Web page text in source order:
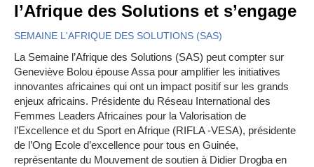
l’Afrique des Solutions et s’engage
SEMAINE L'AFRIQUE DES SOLUTIONS (SAS)
La Semaine l’Afrique des Solutions (SAS) peut compter sur
Geneviève Bolou épouse Assa pour amplifier les initiatives
innovantes africaines qui ont un impact positif sur les grands
enjeux africains. Présidente du Réseau International des
Femmes Leaders Africaines pour la Valorisation de
l’Excellence et du Sport en Afrique (RIFLA -VESA), présidente
de l’Ong Ecole d’excellence pour tous en Guinée,
représentante du Mouvement de soutien à Didier Drogba en